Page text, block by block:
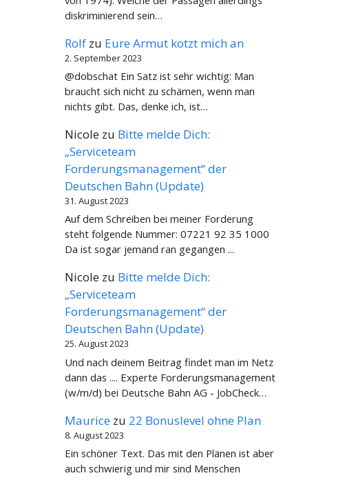
diskriminierend sein…
Rolf zu Eure Armut kotzt mich an
2. September 2023
@dobschat Ein Satz ist sehr wichtig: Man
braucht sich nicht zu schämen, wenn man
nichts gibt. Das, denke ich, ist…
Nicole zu Bitte melde Dich:
„Serviceteam
Forderungsmanagement“ der
Deutschen Bahn (Update)
31. August 2023
Auf dem Schreiben bei meiner Forderung
steht folgende Nummer: 07221 92 35 1000
Da ist sogar jemand ran gegangen ...
Nicole zu Bitte melde Dich:
„Serviceteam
Forderungsmanagement“ der
Deutschen Bahn (Update)
25. August 2023
Und nach deinem Beitrag findet man im Netz
dann das .... Experte Forderungsmanagement
(w/m/d) bei Deutsche Bahn AG - JobCheck…
Maurice zu 22 Bonuslevel ohne Plan
8. August 2023
Ein schöner Text. Das mit den Plänen ist aber
auch schwierig und mir sind Menschen